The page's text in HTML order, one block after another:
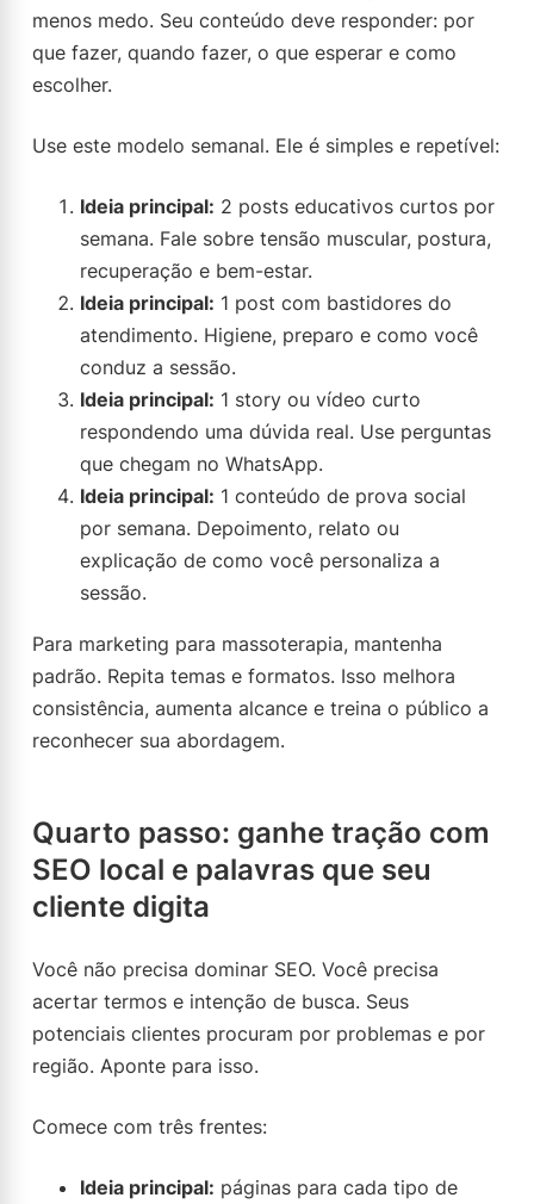
menos medo. Seu conteúdo deve responder: por
que fazer, quando fazer, o que esperar e como
escolher.
Use este modelo semanal. Ele é simples e repetível:
Ideia principal: 2 posts educativos curtos por
semana. Fale sobre tensão muscular, postura,
recuperação e bem-estar.
Ideia principal: 1 post com bastidores do
atendimento. Higiene, preparo e como você
conduz a sessão.
Ideia principal: 1 story ou vídeo curto
respondendo uma dúvida real. Use perguntas
que chegam no WhatsApp.
Ideia principal: 1 conteúdo de prova social
por semana. Depoimento, relato ou
explicação de como você personaliza a
sessão.
Para marketing para massoterapia, mantenha
padrão. Repita temas e formatos. Isso melhora
consistência, aumenta alcance e treina o público a
reconhecer sua abordagem.
Quarto passo: ganhe tração com
SEO local e palavras que seu
cliente digita
Você não precisa dominar SEO. Você precisa
acertar termos e intenção de busca. Seus
potenciais clientes procuram por problemas e por
região. Aponte para isso.
Comece com três frentes:
Ideia principal: páginas para cada tipo de